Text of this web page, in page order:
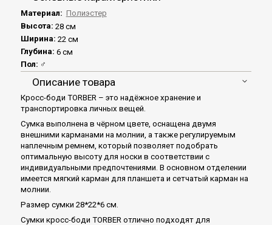
Материал: Полиэстер
Высота: 28 см
Ширина: 22 см
Глубина: 6 см
Пол: ♂
Описание товара
Кросс-боди TORBER – это надёжное хранение и
транспортировка личных вещей.
Сумка выполнена в чёрном цвете, оснащена двумя
внешними карманами на молнии, а также регулируемым
наплечным ремнем, который позволяет подобрать
оптимальную высоту для носки в соответствии с
индивидуальными предпочтениями. В основном отделении
имеется мягкий карман для планшета и сетчатый карман на
молнии.
Размер сумки 28*22*6 см.
Сумки кросс-боди TORBER отлично подходят для